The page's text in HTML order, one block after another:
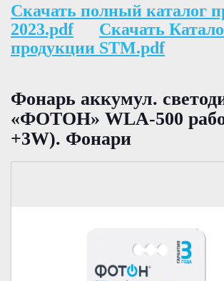
Скачать полный каталог
2023.pdf
Скачать
продукции STM.pdf
Фонарь аккумул.
«ФОТОН» WLA-500
+3W). Фонари